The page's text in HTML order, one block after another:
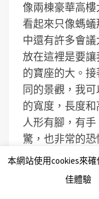
像兩棟豪華高
看起來只像螞
中還有許多會
放在這裡是要
的寶座的大。
同的景觀，我
的寬度，長度
人形有腳，有
驚，也非常的
座上的是那麽
或來比較祂。
本網站使用cookies來
佳體驗